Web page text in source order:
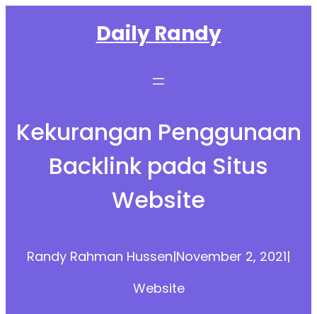
Daily Randy
Kekurangan Penggunaan
Backlink pada Situs
Website
Randy Rahman Hussen|November 2, 2021|
Website